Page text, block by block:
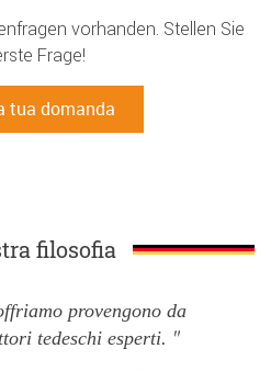
vorhanden. Stellen Sie
Frage!
tua domanda
filosofia
provengono da
tedeschi esperti.